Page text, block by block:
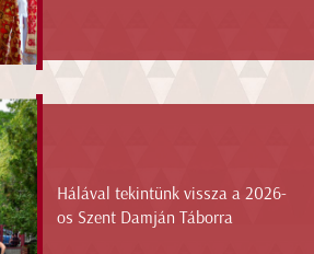
Hálával tekintünk vissza a 2026-
os Szent Damján Táborra